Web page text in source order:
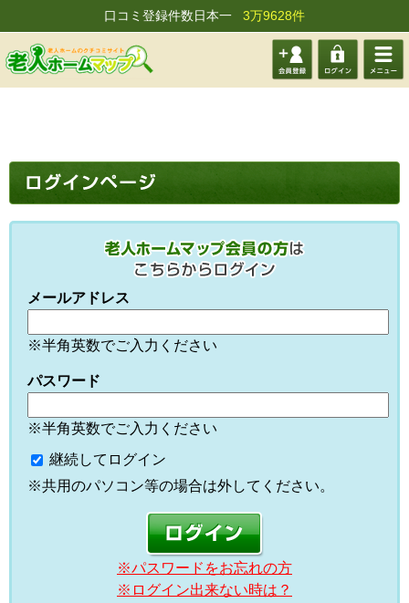
口コミ登録件数日本一 3万9628件
会員登 ログイ メニュ
メールアドレス
※半角英数でご入力ください
パスワード
※半角英数でご入力ください
継続してログイン
※共用のパソコン等の場合は外してください。
※パスワードをお忘れの方
※ログイン出来ない時は？